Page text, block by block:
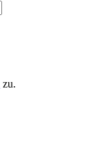
zu.